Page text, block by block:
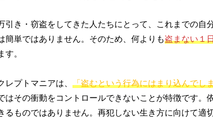
き・窃盗をしてきた人たちにとって、これまでの自
簡単ではありません。そのため、何よりも盗まない１
す。
プトマニアは、 「盗むという行為にはまり込んでし
はその衝動をコントロールできないことが特徴です。
るものではありません。再犯しない生き方に向けて適